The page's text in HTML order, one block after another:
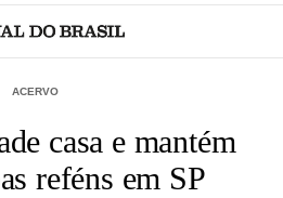
ACERVO
casa e mantém
reféns em SP